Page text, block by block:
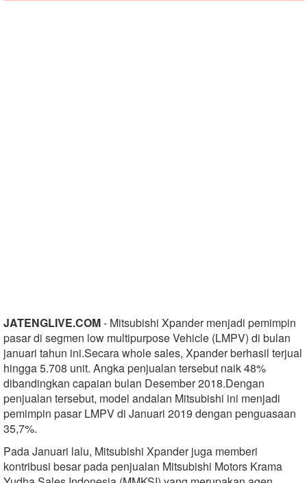
JATENGLIVE.COM- Mitsubishi Xpander menjadi pemimpin
pasar di segmen low multipurpose Vehicle (LMPV) di bulan
januari tahun ini.Secara whole sales, Xpander berhasil terjual
hingga 5.708 unit. Angka penjualan tersebut naik 48%
dibandingkan capaian bulan Desember 2018.Dengan
penjualan tersebut, model andalan Mitsubishi ini menjadi
pemimpin pasar LMPV di Januari 2019 dengan penguasaan
35,7%.
Pada Januari lalu, Mitsubishi Xpander juga memberi
kontribusi besar pada penjualan Mitsubishi Motors Krama